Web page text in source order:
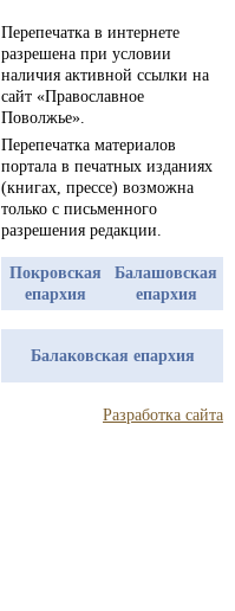
Перепечатка в интернете
разрешена при условии
наличия активной ссылки на
сайт «Православное
Поволжье».
Перепечатка материалов
портала в печатных изданиях
(книгах, прессе) возможна
только с письменного
разрешения редакции.
Покровская
епархия
Балашовская
епархия
Балаковская епархия
Разработка сайта